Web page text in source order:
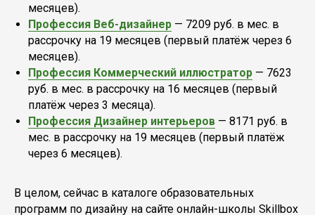
месяцев).
Профессия Веб-дизайнер — 7209 руб. в мес. в
рассрочку на 19 месяцев (первый платёж через 6
месяцев).
Профессия Коммерчес­кий иллюстратор — 7623
руб. в мес. в рассрочку на 16 месяцев (первый
платёж через 3 месяца).
Профессия Дизайнер интерьеров — 8171 руб. в
мес. в рассрочку на 19 месяцев (первый платёж
через 6 месяцев).
В целом, сейчас в каталоге образовательных
программ по дизайну на сайте онлайн-школы Skillbox